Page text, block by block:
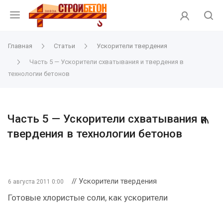
Главная Статьи Ускорители твердения
Часть 5 — Ускорители схватывания и твердения в
технологии бетонов
Часть 5 — Ускорители схватывания и
твердения в технологии бетонов
6 августа 2011 0:00 // Ускорители твердения
Готовые хлористые соли, как ускорители